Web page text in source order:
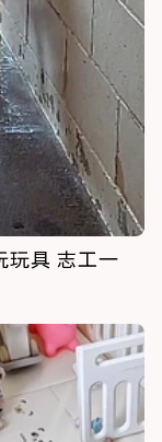
玩具 志工一